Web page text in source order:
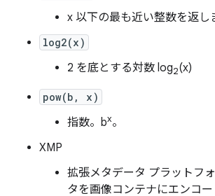
x 以下の最も近い整数を返し
log2(x)
2 を底とする対数 log2(x)
pow(b, x)
指数。bx。
XMP
拡張メタデータ プラットフ
タを画像コンテナにエンコ